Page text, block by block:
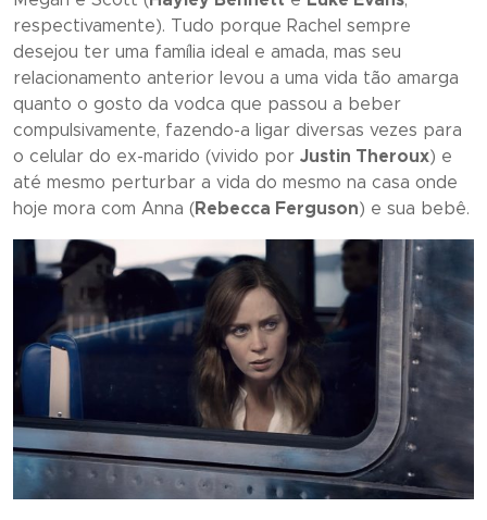
respectivamente). Tudo porque Rachel sempre
desejou ter uma família ideal e amada, mas seu
relacionamento anterior levou a uma vida tão amarga
quanto o gosto da vodca que passou a beber
compulsivamente, fazendo-a ligar diversas vezes para
o celular do ex-marido (vivido por Justin Theroux) e
até mesmo perturbar a vida do mesmo na casa onde
hoje mora com Anna (Rebecca Ferguson) e sua bebê.